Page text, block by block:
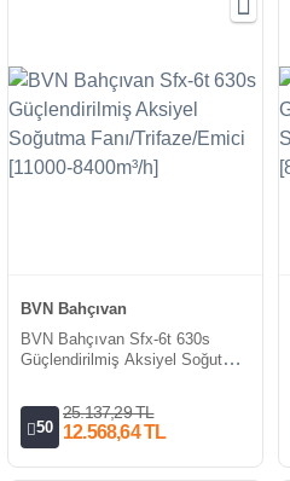
BVN Bahçıvan
BVN Bahçıvan Sfx-6t 630s
Güçlendirilmiş Aksiyel Soğutma
50
25.137,29 TL
12.568,64 TL